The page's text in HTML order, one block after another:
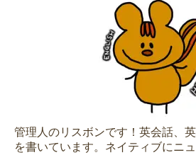
管理人のリスボンです！英会話、
を書いています。ネイティブにニ